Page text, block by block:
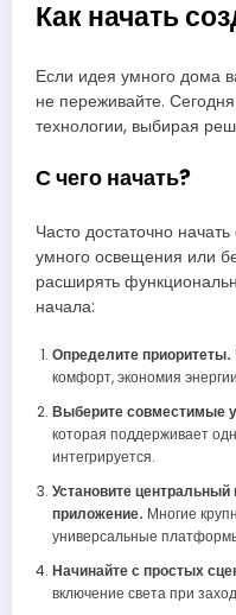
Как начать
Если идея умного дома
не переживайте.
технологии, выбирая
С чего начать?
Часто достаточно
умного освещения или
расширять
начала:
Определите приоритеты.
комфорт, экономия
Выберите совместимые
которая поддерживает
интегрируется.
Установите
приложение. Многие
универсальные
Начинайте с простых
включение света при